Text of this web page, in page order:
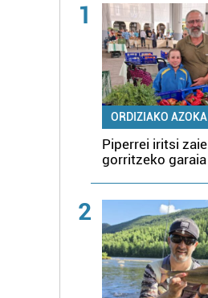
1
ORDIZIAKO AZOKA
Piperrei iritsi zaie
gorritzeko garaia
2